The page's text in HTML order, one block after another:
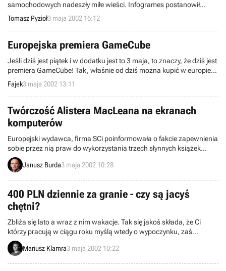
samochodowych nadeszły miłe wieści. Infogrames postanowił
wydać PC-tową wersję zeszłorocznego hitu na PlayStation 2 - Le
Mans 24 Hour. Nad adaptacją pracuje australijski zespół Melbourne
House, znany ze stworzenia Test Drive: Le Mans na Sega
Dreamcast.
Tomasz Pyzioł3 maja 2002 16:12
Europejska premiera GameCube
Jeśli dziś jest piątek i w dodatku jest to 3 maja, to znaczy, że dziś jest
premiera GameCube! Tak, właśnie od dziś można kupić w europie
najnowszą konsolę Nintendo.
Fajek3 maja 2002 13:11
Twórczość Alistera MacLeana na ekranach
komputerów
Europejski wydawca, firma SCi poinformowała o fakcie zapewnienia
sobie przez nią praw do wykorzystania trzech słynnych książek
Alistaira MacMcLeana: „Tylko dla orłów”, „Działa Nawarony” oraz
„Stacja arktyczna Zebra” i stworzenia na ich podstawie gier
Janusz Burda3 maja 2002 10:28
400 PLN dziennie za granie - czy są jacyś
chętni?
Zbliża się lato a wraz z nim wakacje. Tak się jakoś składa, że Ci
którzy pracują w ciągu roku myślą wtedy o wypoczynku, zaś
uczniowie i studenci zaczynają szukać wtedy okazji do wakacyjnego
zarobku. I właśnie do nich jest skierowana oferta, którą chyba
Mariusz Klamra3 maja 2002 10:22